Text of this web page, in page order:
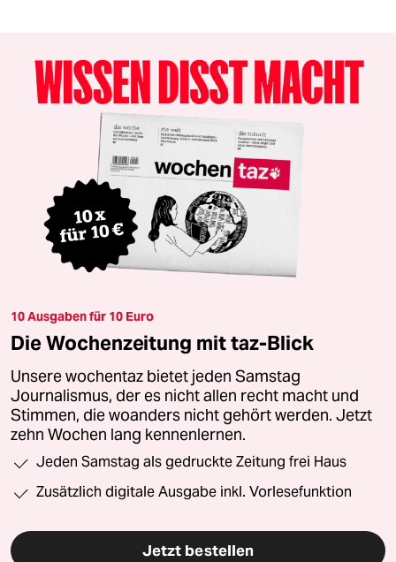
10 Ausgaben für 10 Euro
Die Wochenzeitung mit taz-Blick
Unsere wochentaz bietet jeden Samstag
Journalismus, der es nicht allen recht macht und
Stimmen, die woanders nicht gehört werden. Jetzt
zehn Wochen lang kennenlernen.
Jeden Samstag als gedruckte Zeitung frei Haus
Zusätzlich digitale Ausgabe inkl. Vorlesefunktion
Jetzt bestellen